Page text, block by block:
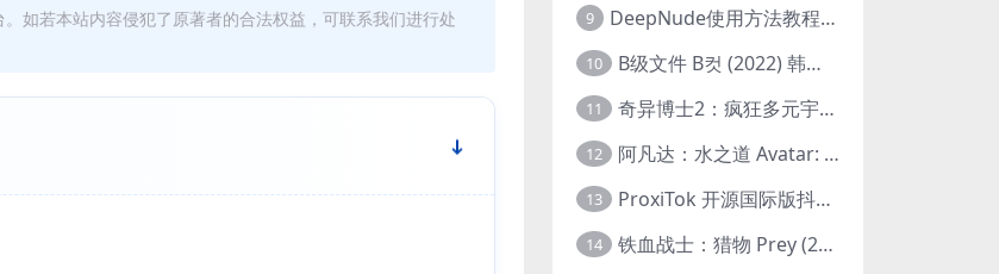
如若本站内容侵犯了原著者的合法权益，可联系我们进行处
9 DeepNude使用方法教程FAQ
10 B级文件 B컷 (2022) 韩国大尺度剧情电影 1080P 中字
11 奇异博士2：疯狂多元宇宙 Doctor Strange in the Multiverse of Madness (2022) 高清版1080p
12 阿凡达：水之道 Avatar: The Way of Water (2022) 1080p 2k 4k 中文字幕
13 ProxiTok 开源国际版抖音TikTok网页版 国内网络直连
14 铁血战士：猎物 Prey (2022) 中英字幕 1080P